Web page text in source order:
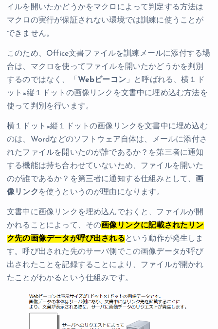
イルを開いたかどうかをマクロによって判定する方法は
マクロの実行が保証されない環境では訓練に使うことが
できません。
このため、Office文書ファイルを訓練メールに添付する場
合は、マクロを使ってファイルを開いたかどうかを判別
するのではなく、「 Webビーコン」と呼ばれる、横１ド
ット×縦１ドットの画像リンクを文書中に埋め込む方法を
使って判別を行います。
横１ドット×縦１ドットの画像リンクを文書中に埋め込む
のは、Wordなどのソフトウェア自体は、メールに添付さ
れたファイルを開いたのが誰であるか？を第三者に通知
する機能は持ち合わせていないため、ファイルを開いた
のが誰であるか？を第三者に通知する仕組みとして、 画
像リンク を使うというのが理由になります。
文書中に画像リンクを埋め込んでおくと、ファイルが開
かれることによって、その画像リンクに記載されたリン
ク先の画像データが呼び出されるという動作が発生しま
す。呼び出された先のサーバ側でこの画像データが呼び
出されたことを記録することにより、ファイルが開かれ
たことがわかるという仕組みです。